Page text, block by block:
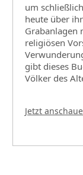
um
heute über
Grabanlagen
religiösen
gibt dieses
Völker des
Jetzt